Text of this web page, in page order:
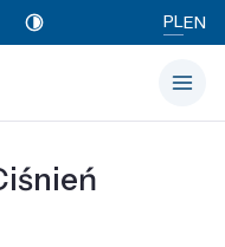
PLEN